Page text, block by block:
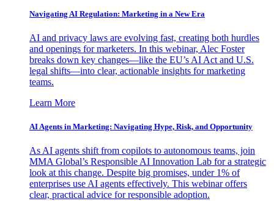
Navigating AI Regulation: Marketing in a New Era
AI and privacy laws are evolving fast, creating both hurdles
and openings for marketers. In this webinar, Alec Foster
breaks down key changes—like the EU’s AI Act and U.S.
legal shifts—into clear, actionable insights for marketing
teams.
Learn More
AI Agents in Marketing: Navigating Hype, Risk, and Opportunity
As AI agents shift from copilots to autonomous teams, join
MMA Global’s Responsible AI Innovation Lab for a strategic
look at this change. Despite big promises, under 1% of
enterprises use AI agents effectively. This webinar offers
clear, practical advice for responsible adoption.